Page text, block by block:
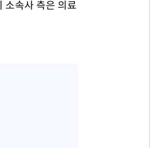
소속사 측은 의료